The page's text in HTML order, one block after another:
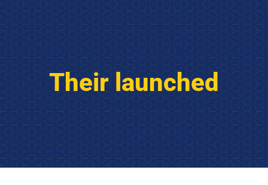
Their launched